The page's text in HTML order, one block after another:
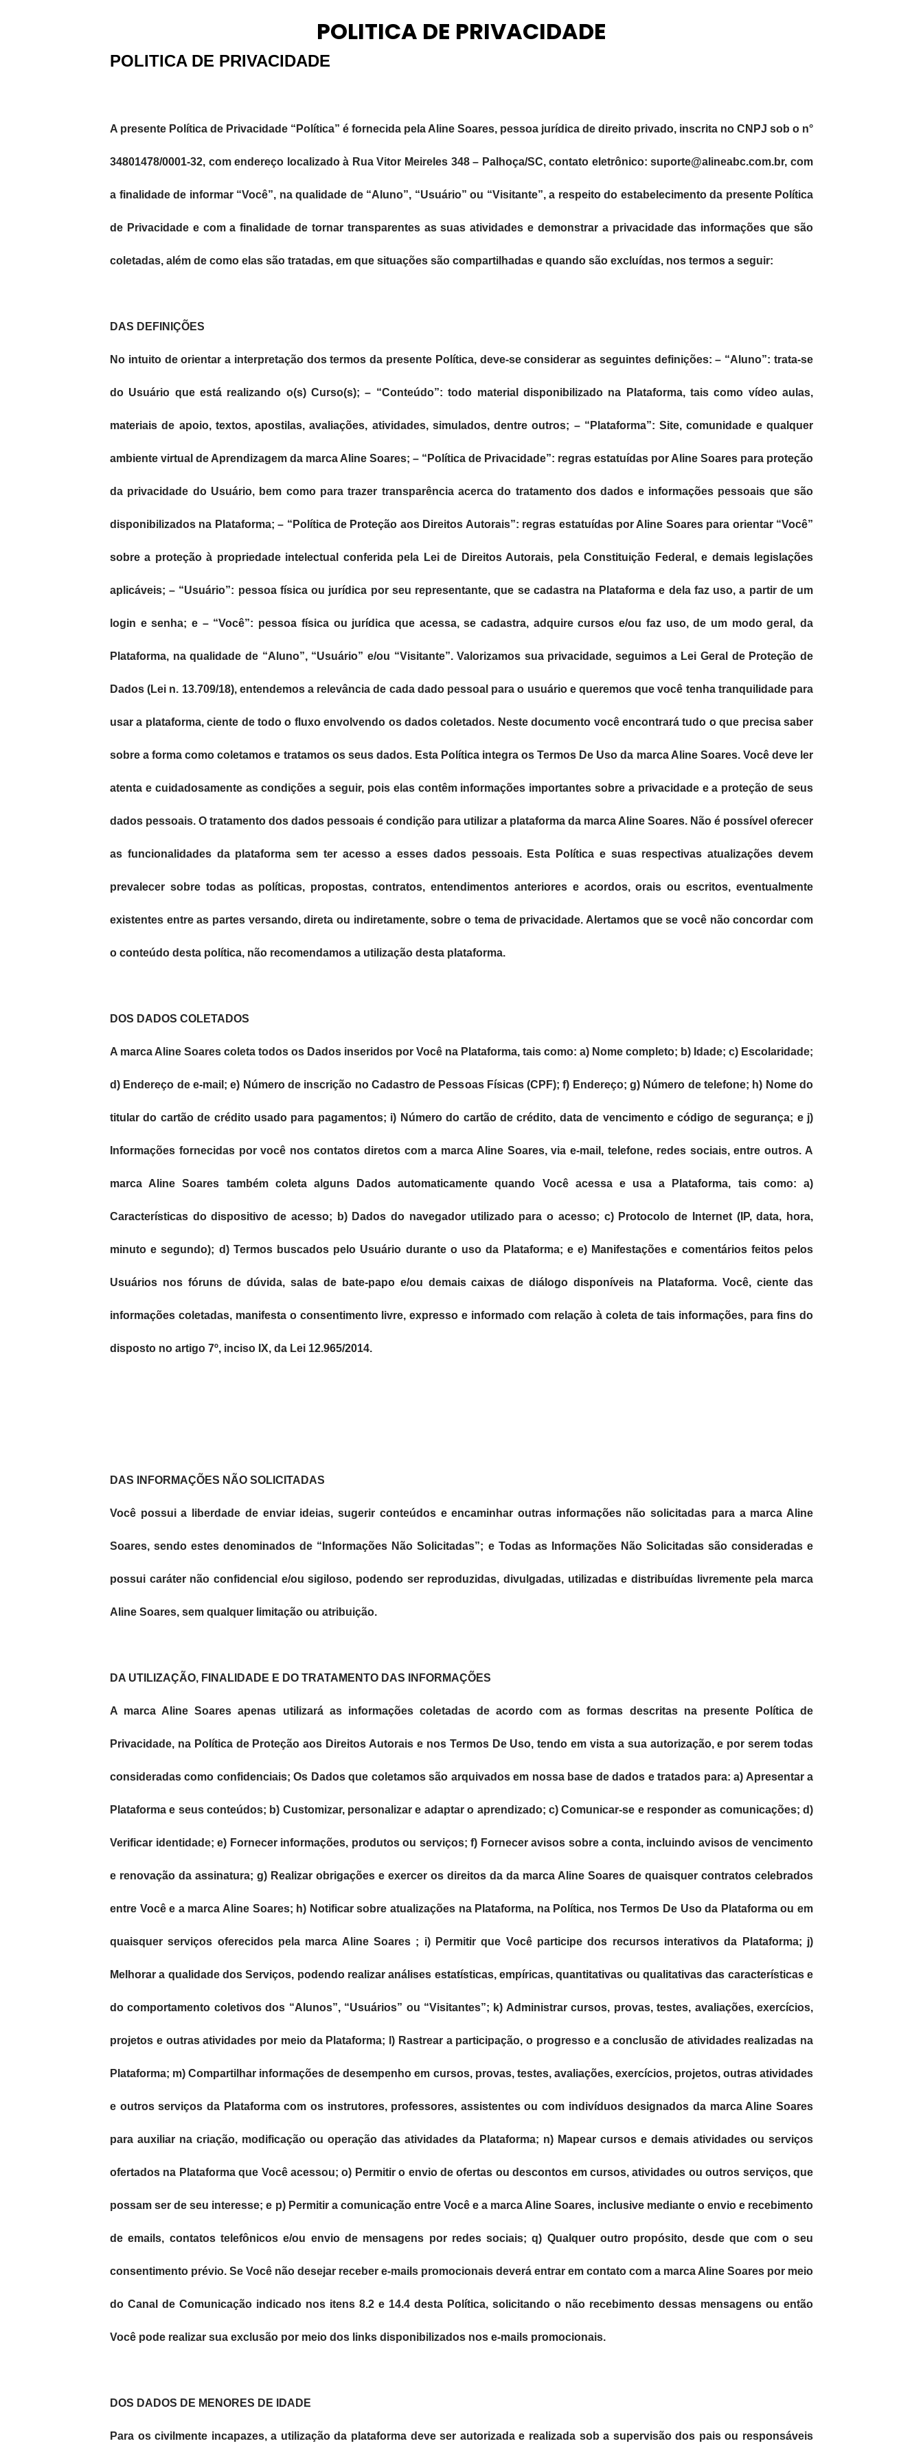
POLITICA DE PRIVACIDADE
POLITICA DE PRIVACIDADE
A presente Política de Privacidade “Política” é fornecida pela Aline Soares, pessoa jurídica de direito privado, inscrita no CNPJ sob o n°
34801478/0001-32, com endereço localizado à Rua Vitor Meireles 348 – Palhoça/SC, contato eletrônico: suporte@alineabc.com.br, com
a finalidade de informar “Você”, na qualidade de “Aluno”, “Usuário” ou “Visitante”, a respeito do estabelecimento da presente Política
de Privacidade e com a finalidade de tornar transparentes as suas atividades e demonstrar a privacidade das informações que são
coletadas, além de como elas são tratadas, em que situações são compartilhadas e quando são excluídas, nos termos a seguir:
DAS DEFINIÇÕES
No intuito de orientar a interpretação dos termos da presente Política, deve-se considerar as seguintes definições: – “Aluno”: trata-se
do Usuário que está realizando o(s) Curso(s); – “Conteúdo”: todo material disponibilizado na Plataforma, tais como vídeo aulas,
materiais de apoio, textos, apostilas, avaliações, atividades, simulados, dentre outros; – “Plataforma”: Site, comunidade e qualquer
ambiente virtual de Aprendizagem da marca Aline Soares; – “Política de Privacidade”: regras estatuídas por Aline Soares para proteção
da privacidade do Usuário, bem como para trazer transparência acerca do tratamento dos dados e informações pessoais que são
disponibilizados na Plataforma; – “Política de Proteção aos Direitos Autorais”: regras estatuídas por Aline Soares para orientar “Você”
sobre a proteção à propriedade intelectual conferida pela Lei de Direitos Autorais, pela Constituição Federal, e demais legislações
aplicáveis; – “Usuário”: pessoa física ou jurídica por seu representante, que se cadastra na Plataforma e dela faz uso, a partir de um
login e senha; e – “Você”: pessoa física ou jurídica que acessa, se cadastra, adquire cursos e/ou faz uso, de um modo geral, da
Plataforma, na qualidade de “Aluno”, “Usuário” e/ou “Visitante”. Valorizamos sua privacidade, seguimos a Lei Geral de Proteção de
Dados (Lei n. 13.709/18), entendemos a relevância de cada dado pessoal para o usuário e queremos que você tenha tranquilidade para
usar a plataforma, ciente de todo o fluxo envolvendo os dados coletados. Neste documento você encontrará tudo o que precisa saber
sobre a forma como coletamos e tratamos os seus dados. Esta Política integra os Termos De Uso da marca Aline Soares. Você deve ler
atenta e cuidadosamente as condições a seguir, pois elas contêm informações importantes sobre a privacidade e a proteção de seus
dados pessoais. O tratamento dos dados pessoais é condição para utilizar a plataforma da marca Aline Soares. Não é possível oferecer
as funcionalidades da plataforma sem ter acesso a esses dados pessoais. Esta Política e suas respectivas atualizações devem
prevalecer sobre todas as políticas, propostas, contratos, entendimentos anteriores e acordos, orais ou escritos, eventualmente
existentes entre as partes versando, direta ou indiretamente, sobre o tema de privacidade. Alertamos que se você não concordar com
o conteúdo desta política, não recomendamos a utilização desta plataforma.
DOS DADOS COLETADOS
A marca Aline Soares coleta todos os Dados inseridos por Você na Plataforma, tais como: a) Nome completo; b) Idade; c) Escolaridade;
d) Endereço de e-mail; e) Número de inscrição no Cadastro de Pessoas Físicas (CPF); f) Endereço; g) Número de telefone; h) Nome do
titular do cartão de crédito usado para pagamentos; i) Número do cartão de crédito, data de vencimento e código de segurança; e j)
Informações fornecidas por você nos contatos diretos com a marca Aline Soares, via e-mail, telefone, redes sociais, entre outros. A
marca Aline Soares também coleta alguns Dados automaticamente quando Você acessa e usa a Plataforma, tais como: a)
Características do dispositivo de acesso; b) Dados do navegador utilizado para o acesso; c) Protocolo de Internet (IP, data, hora,
minuto e segundo); d) Termos buscados pelo Usuário durante o uso da Plataforma; e e) Manifestações e comentários feitos pelos
Usuários nos fóruns de dúvida, salas de bate-papo e/ou demais caixas de diálogo disponíveis na Plataforma. Você, ciente das
informações coletadas, manifesta o consentimento livre, expresso e informado com relação à coleta de tais informações, para fins do
disposto no artigo 7º, inciso IX, da Lei 12.965/2014.
DAS INFORMAÇÕES NÃO SOLICITADAS
Você possui a liberdade de enviar ideias, sugerir conteúdos e encaminhar outras informações não solicitadas para a marca Aline
Soares, sendo estes denominados de “Informações Não Solicitadas”; e Todas as Informações Não Solicitadas são consideradas e
possui caráter não confidencial e/ou sigiloso, podendo ser reproduzidas, divulgadas, utilizadas e distribuídas livremente pela marca
Aline Soares, sem qualquer limitação ou atribuição.
DA UTILIZAÇÃO, FINALIDADE E DO TRATAMENTO DAS INFORMAÇÕES
A marca Aline Soares apenas utilizará as informações coletadas de acordo com as formas descritas na presente Política de
Privacidade, na Política de Proteção aos Direitos Autorais e nos Termos De Uso, tendo em vista a sua autorização, e por serem todas
consideradas como confidenciais; Os Dados que coletamos são arquivados em nossa base de dados e tratados para: a) Apresentar a
Plataforma e seus conteúdos; b) Customizar, personalizar e adaptar o aprendizado; c) Comunicar-se e responder as comunicações; d)
Verificar identidade; e) Fornecer informações, produtos ou serviços; f) Fornecer avisos sobre a conta, incluindo avisos de vencimento
e renovação da assinatura; g) Realizar obrigações e exercer os direitos da da marca Aline Soares de quaisquer contratos celebrados
entre Você e a marca Aline Soares; h) Notificar sobre atualizações na Plataforma, na Política, nos Termos De Uso da Plataforma ou em
quaisquer serviços oferecidos pela marca Aline Soares ; i) Permitir que Você participe dos recursos interativos da Plataforma; j)
Melhorar a qualidade dos Serviços, podendo realizar análises estatísticas, empíricas, quantitativas ou qualitativas das características e
do comportamento coletivos dos “Alunos”, “Usuários” ou “Visitantes”; k) Administrar cursos, provas, testes, avaliações, exercícios,
projetos e outras atividades por meio da Plataforma; l) Rastrear a participação, o progresso e a conclusão de atividades realizadas na
Plataforma; m) Compartilhar informações de desempenho em cursos, provas, testes, avaliações, exercícios, projetos, outras atividades
e outros serviços da Plataforma com os instrutores, professores, assistentes ou com indivíduos designados da marca Aline Soares
para auxiliar na criação, modificação ou operação das atividades da Plataforma; n) Mapear cursos e demais atividades ou serviços
ofertados na Plataforma que Você acessou; o) Permitir o envio de ofertas ou descontos em cursos, atividades ou outros serviços, que
possam ser de seu interesse; e p) Permitir a comunicação entre Você e a marca Aline Soares, inclusive mediante o envio e recebimento
de emails, contatos telefônicos e/ou envio de mensagens por redes sociais; q) Qualquer outro propósito, desde que com o seu
consentimento prévio. Se Você não desejar receber e-mails promocionais deverá entrar em contato com a marca Aline Soares por meio
do Canal de Comunicação indicado nos itens 8.2 e 14.4 desta Política, solicitando o não recebimento dessas mensagens ou então
Você pode realizar sua exclusão por meio dos links disponibilizados nos e-mails promocionais.
DOS DADOS DE MENORES DE IDADE
Para os civilmente incapazes, a utilização da plataforma deve ser autorizada e realizada sob a supervisão dos pais ou responsáveis